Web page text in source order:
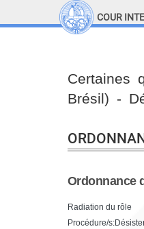
COUR
Certaines
Brésil) -
Ordonnance
Radiation du rôle
Procédure/
Top Menu